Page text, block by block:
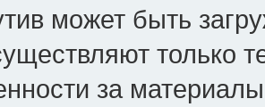
может быть
только
за